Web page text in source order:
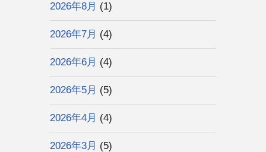
2026年8月 (1)
2026年7月 (4)
2026年6月 (4)
2026年5月 (5)
2026年4月 (4)
2026年3月 (5)